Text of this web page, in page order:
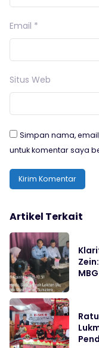
Email *
Situs Web
Simpan nama,
untuk komentar saya
Artikel Terkait